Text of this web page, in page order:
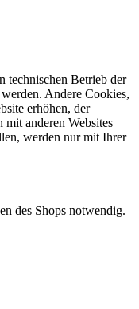
technischen Betrieb der
Andere Cookies,
erhöhen, der
anderen Websites
werden nur mit Ihrer
des Shops notwendig.